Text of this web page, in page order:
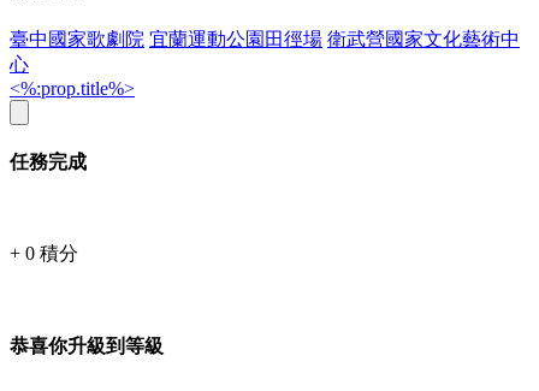
臺中國家歌劇院 宜蘭運動公園田徑場 衛武營國家文化藝術中
心
<%:prop.title%>
任務完成
+ 0 積分
恭喜你升級到等級